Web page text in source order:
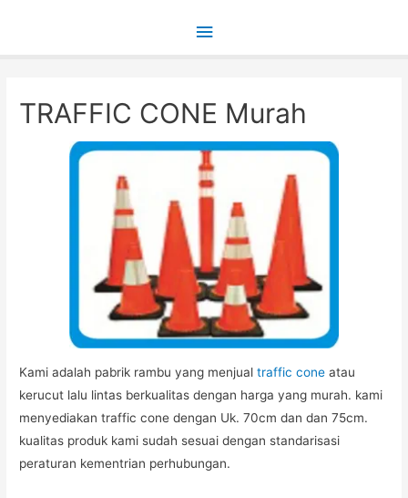
Main
TRAFFIC CONE Murah
Kami adalah pabrik rambu yang menjualtraffic coneatau
kerucut lalu lintas berkualitas dengan harga yang murah. kami
menyediakan traffic cone dengan Uk. 70cm dan dan 75cm.
kualitas produk kami sudah sesuai dengan standarisasi
peraturan kementrian perhubungan.